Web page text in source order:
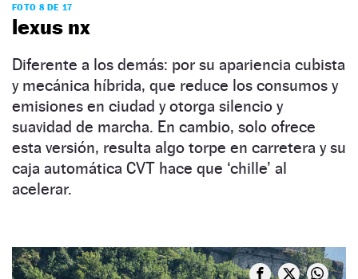
FOTO 8 DE 17
lexus nx
Diferente a los demás: por su apariencia cubista
y mecánica híbrida, que reduce los consumos y
emisiones en ciudad y otorga silencio y
suavidad de marcha. En cambio, solo ofrece
esta versión, resulta algo torpe en carretera y su
caja automática CVT hace que ‘chille’ al
acelerar.